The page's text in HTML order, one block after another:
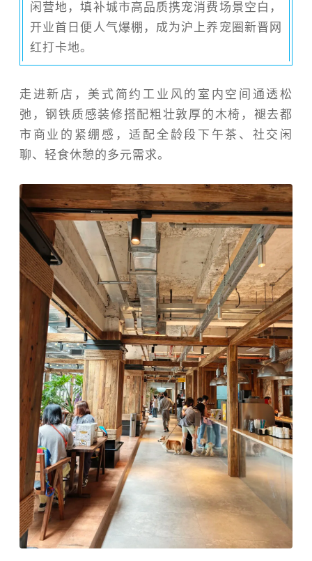
闲营地，填补城市高品质携宠消费场景空白，
开业首日便人气爆棚，成为沪上养宠圈新晋网
红打卡地。
走进新店，美式简约工业风的室内空间通透松
弛，钢铁质感装修搭配粗壮敦厚的木椅，褪去都
市商业的紧绷感，适配全龄段下午茶、社交闲
聊、轻食休憩的多元需求。